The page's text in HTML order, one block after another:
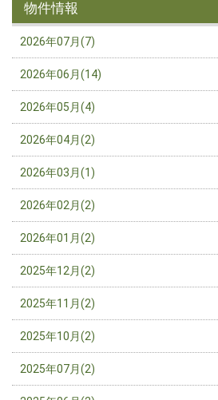
物件情報
2026年07月(7)
2026年06月(14)
2026年05月(4)
2026年04月(2)
2026年03月(1)
2026年02月(2)
2026年01月(2)
2025年12月(2)
2025年11月(2)
2025年10月(2)
2025年07月(2)